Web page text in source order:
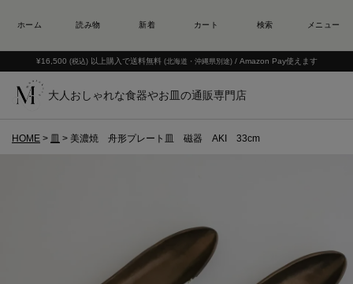
¥16,500 (税込) 以上購入で送料無料 (北海道・沖縄県別途) / Amazon Pay使えます
大人おしゃれな食器やお皿の通販専門店
HOME 皿 美濃焼 舟形プレート皿 磁器 AKI 33cm